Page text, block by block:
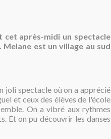
cet après-midi un spectacle
est un village au sud
joli spectacle où on a apprécié
et ceux des élèves de l'école
On a vibré aux rythmes
Et on pu découvrir les danses